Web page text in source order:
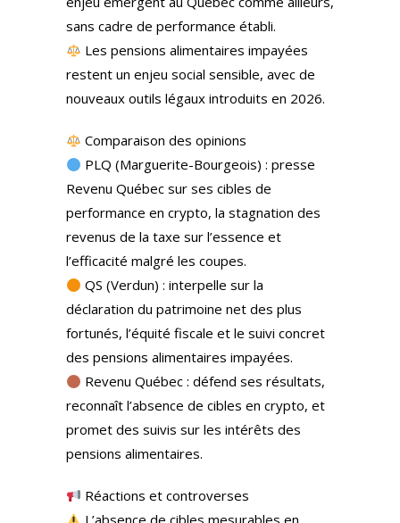
sans cadre de performance établi.
Les pensions alimentaires impayées
restent un enjeu social sensible, avec de
nouveaux outils légaux introduits en 2026.
Comparaison des opinions
PLQ (Marguerite-Bourgeois) : presse
Revenu Québec sur ses cibles de
performance en crypto, la stagnation des
revenus de la taxe sur l’essence et
l’efficacité malgré les coupes.
QS (Verdun) : interpelle sur la
déclaration du patrimoine net des plus
fortunés, l’équité fiscale et le suivi concret
des pensions alimentaires impayées.
Revenu Québec : défend ses résultats,
reconnaît l’absence de cibles en crypto, et
promet des suivis sur les intérêts des
pensions alimentaires.
Réactions et controverses
L’absence de cibles mesurables en